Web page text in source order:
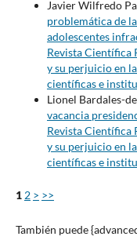
Javier Wilfredo
problemática de
adolescentes
Revista Científica
y su perjuicio en
científicas e
Lionel Bardales-
vacancia
Revista Científica
y su perjuicio en
científicas e
1 2 > >>
También puede